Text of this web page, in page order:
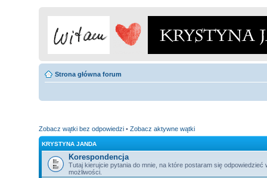
Strona główna forum
Zobacz wątki bez odpowiedzi • Zobacz aktywne wątki
KRYSTYNA JANDA
Korespondencja
Tutaj kierujcie pytania do mnie, na które postaram się odpowiedzieć
możliwości.